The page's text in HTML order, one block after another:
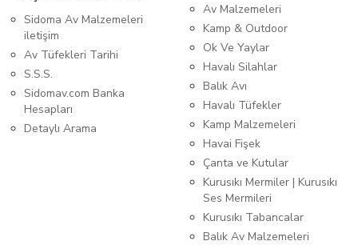
Sidoma Av Malzemeleri
iletişim
Av Tüfekleri Tarihi
S.S.S.
Sidomav.com Banka
Hesapları
Detaylı Arama
Av Malzemeleri
Kamp & Outdoor
Ok Ve Yaylar
Havalı Silahlar
Balık Avı
Havalı Tüfekler
Kamp Malzemeleri
Havai Fişek
Çanta ve Kutular
Kurusıkı Mermiler | Kurusıkı
Ses Mermileri
Kurusıkı Tabancalar
Balık Av Malzemeleri